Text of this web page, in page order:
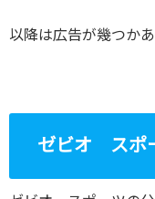
以降は広告が幾つかあ
ゼビオ スポ